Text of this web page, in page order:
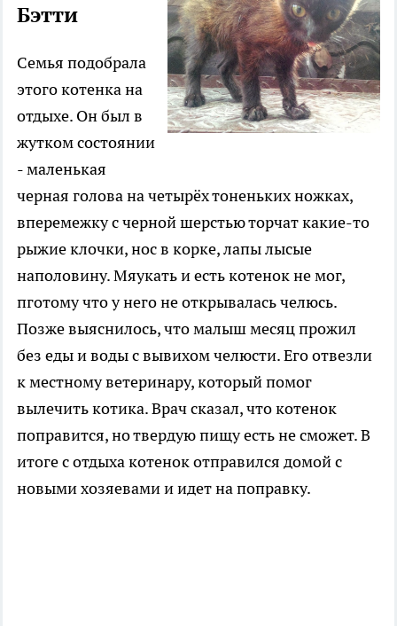
Бэтти
Семья подобрала
этого котенка на
отдыхе. Он был в
жутком состоянии
- маленькая
черная голова на четырёх тоненьких ножках,
вперемежку с черной шерстью торчат какие-то
рыжие клочки, нос в корке, лапы лысые
наполовину. Мяукать и есть котенок не мог,
пготому что у него не открывалась челюсь.
Позже выяснилось, что малыш месяц прожил
без еды и воды с вывихом челюсти. Его отвезли
к местному ветеринару, который помог
вылечить котика. Врач сказал, что котенок
поправится, но твердую пищу есть не сможет. В
итоге с отдыха котенок отправился домой с
новыми хозяевами и идет на поправку.